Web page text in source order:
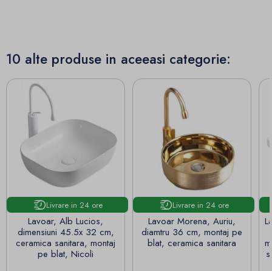
10 alte produse in aceeasi categorie:
Livrare in 24 ore
Lavoar, Alb Lucios,
dimensiuni 45.5x 32 cm,
ceramica sanitara, montaj
pe blat, Nicoli
Livrare in 24 ore
Lavoar Morena, Auriu,
diamtru 36 cm, montaj pe
blat, ceramica sanitara